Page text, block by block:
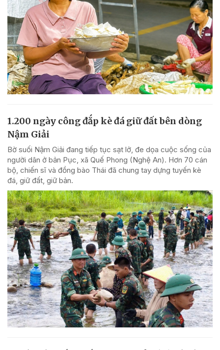
1.200 ngày công đắp kè đá giữ đất bên dòng
Nậm Giải
Bờ suối Nậm Giải đang tiếp tục sạt lở, đe dọa cuộc sống của
người dân ở bản Pục, xã Quế Phong (Nghệ An). Hơn 70 cán
bộ, chiến sĩ và đồng bào Thái đã chung tay dựng tuyến kè
đá, giữ đất, giữ bản.